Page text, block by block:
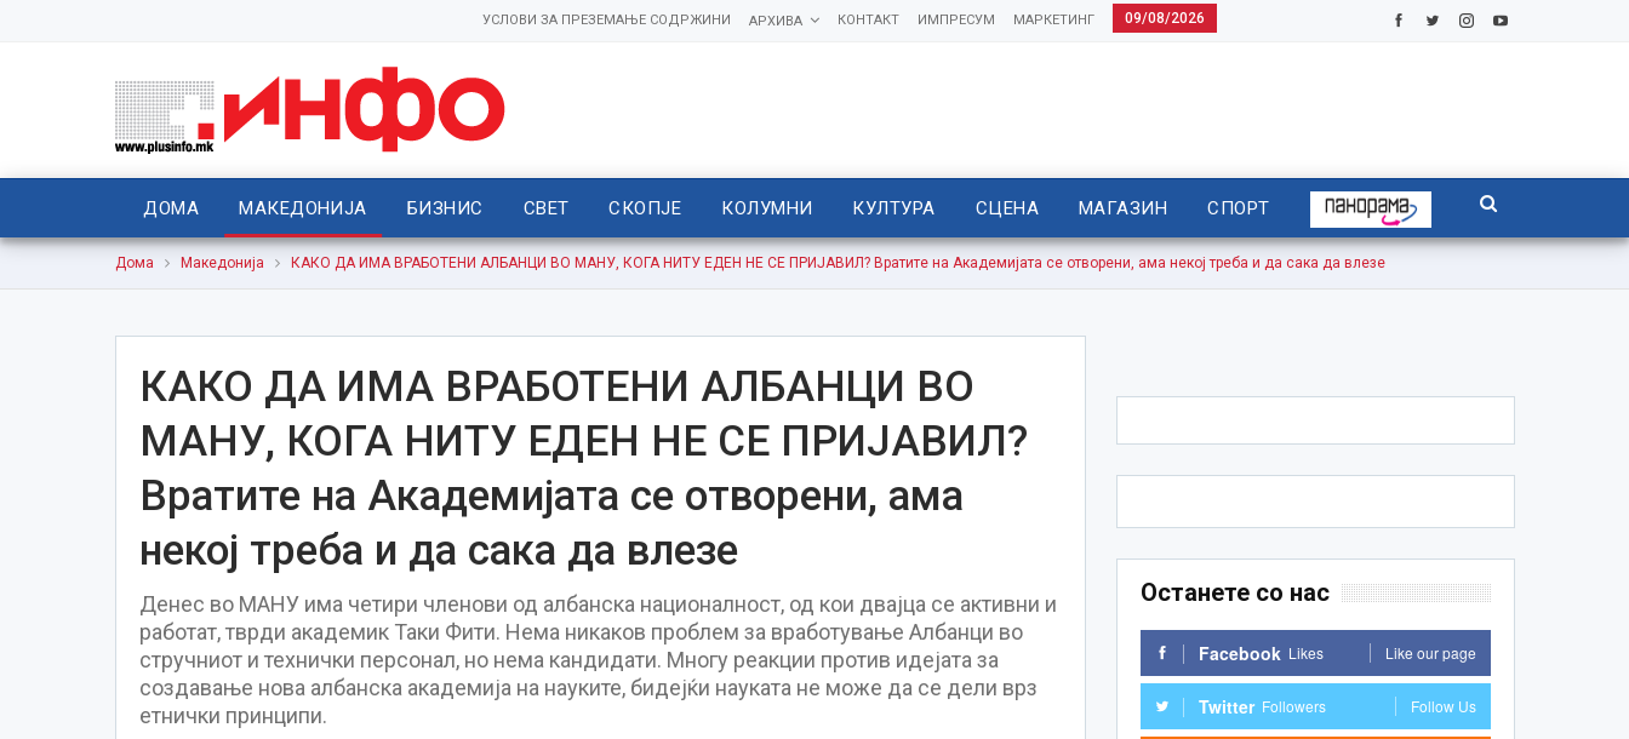
09/08/2026
МАРКЕТИНГ
ИМПРЕСУМ
КОНТАКТ
АРХИВА
УСЛОВИ ЗА ПРЕЗЕМАЊЕ СОДРЖИНИ
ДОМА МАКЕДОНИЈА БИЗНИС СВЕТ СКОПЈЕ КОЛУМНИ КУЛТУРА СЦЕНА МАГАЗИН СПОРТ
Дома Македонија КАКО ДА ИМА ВРАБОТЕНИ АЛБАНЦИ ВО МАНУ, КОГА НИТУ ЕДЕН НЕ СЕ ПРИЈАВИЛ? Вратите на Академијата се отворени, ама некој треба и да сака да влезе
КАКО ДА ИМА ВРАБОТЕНИ АЛБАНЦИ ВО
МАНУ, КОГА НИТУ ЕДЕН НЕ СЕ ПРИЈАВИЛ?
Вратите на Академијата се отворени, ама
некој треба и да сака да влезе
Денес во МАНУ има четири членови од албанска националност, од кои двајца се активни и
работат, тврди академик Таки Фити. Нема никаков проблем за вработување Албанци во
стручниот и технички персонал, но нема кандидати. Многу реакции против идејата за
создавање нова албанска академија на науките, бидејќи науката не може да се дели врз
етнички принципи.
Останете со нас
Facebook Likes Like our page
Twitter Followers Follow Us